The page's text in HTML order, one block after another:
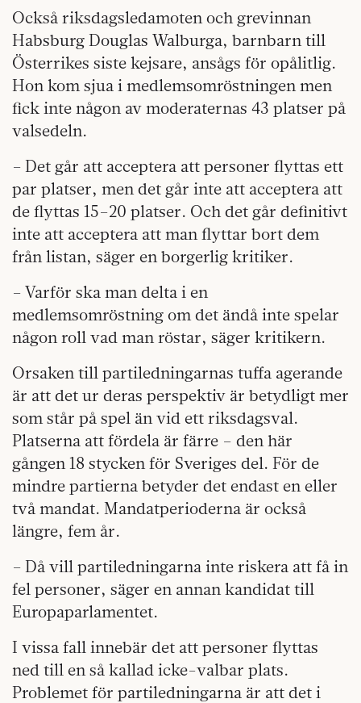
Också riksdagsledamoten och grevinnan
Habsburg Douglas Walburga, barnbarn till
Österrikes siste kejsare, ansågs för opålitlig.
Hon kom sjua i medlemsomröstningen men
fick inte någon av moderaternas 43 platser på
valsedeln.
– Det går att acceptera att personer flyttas ett
par platser, men det går inte att acceptera att
de flyttas 15–20 platser. Och det går definitivt
inte att acceptera att man flyttar bort dem
från listan, säger en borgerlig kritiker.
– Varför ska man delta i en
medlemsomröstning om det ändå inte spelar
någon roll vad man röstar, säger kritikern.
Orsaken till partiledningarnas tuffa agerande
är att det ur deras perspektiv är betydligt mer
som står på spel än vid ett riksdagsval.
Platserna att fördela är färre – den här
gången 18 stycken för Sveriges del. För de
mindre partierna betyder det endast en eller
två mandat. Mandatperioderna är också
längre, fem år.
– Då vill partiledningarna inte riskera att få in
fel personer, säger en annan kandidat till
Europaparlamentet.
I vissa fall innebär det att personer flyttas
ned till en så kallad icke-valbar plats.
Problemet för partiledningarna är att det i